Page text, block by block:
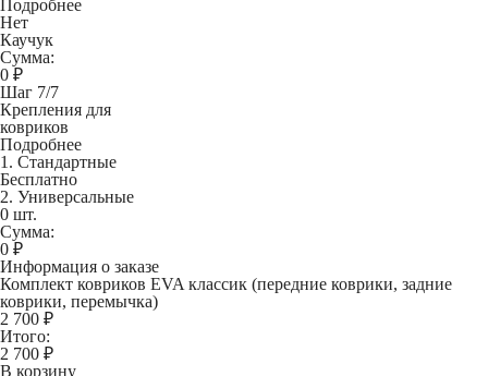
Подробнее
Нет
Каучук
Сумма:
0 ₽
Шаг 7/7
Крепления для
ковриков
Подробнее
1. Стандартные
Бесплатно
2. Универсальные
0 шт.
Сумма:
0 ₽
Информация о заказе
Комплект ковриков EVA классик (передние коврики, задние
коврики, перемычка)
2 700 ₽
Итого:
2 700 ₽
В корзину